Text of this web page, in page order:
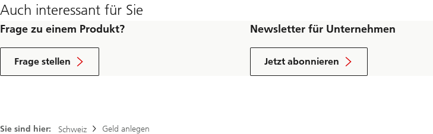
Auch interessant für Sie
Frage zu einem Produkt?
Frage stellen
Newsletter für Unternehmen
Jetzt abonnieren
Sie sind hier: Schweiz Geld anlegen